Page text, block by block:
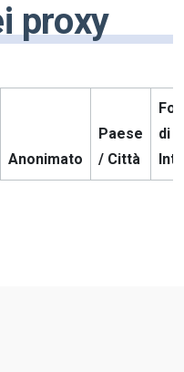
proxy
Anonimato
Paese
/ Città
di